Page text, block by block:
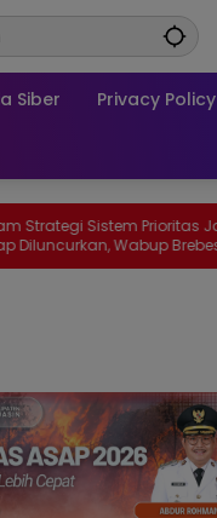
Siber Privacy Policy
Prioritas Jalan
Wabup Brebes